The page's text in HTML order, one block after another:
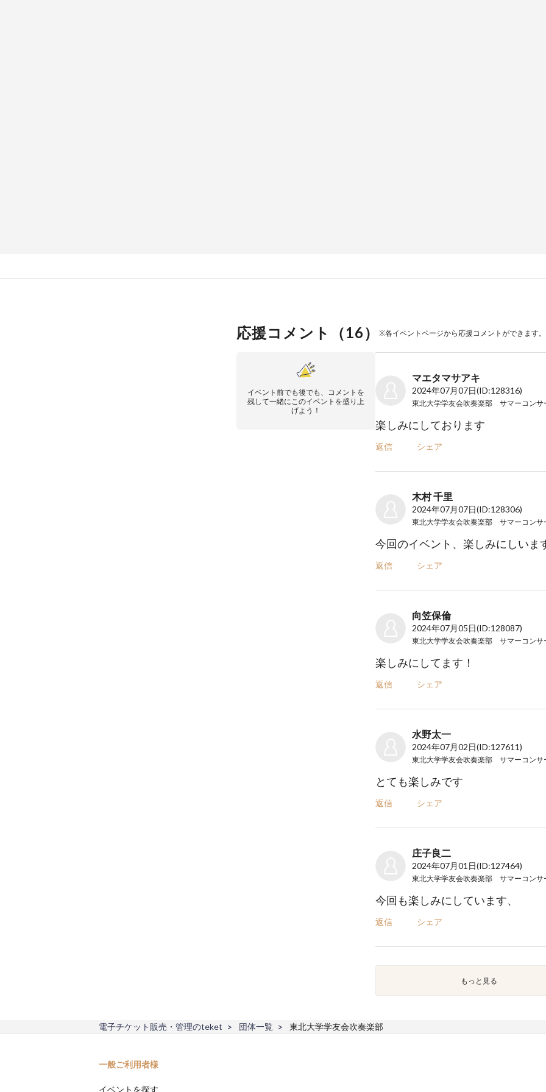
応援コメント（16） ※各イベントページから応援コメントができます。
イベント前でも後でも、コメントを
残して一緒にこのイベントを盛り上
げよう！
マエタマサアキ
2024年07月07日(ID:128316)
楽しみにしております
返信 シェア
木村 千里
2024年07月07日(ID:128306)
今回のイベント、楽しみにしいま
返信 シェア
向笠保倫
2024年07月05日(ID:128087)
楽しみにしてます！
返信 シェア
水野太一
2024年07月02日(ID:127611)
とても楽しみです
返信 シェア
庄子良二
2024年07月01日(ID:127464)
今回も楽しみにしています、
返信 シェア
もっと見る
電子チケット販売・管理のteket 団体一覧 東北大学学友会吹奏楽部
一般ご利用者様
イベントを探す